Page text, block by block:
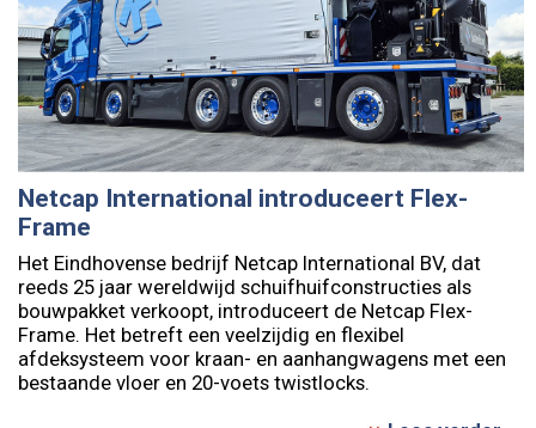
Netcap International introduceert Flex-
Frame
Het Eindhovense bedrijf Netcap International BV, dat
reeds 25 jaar wereldwijd schuifhuifconstructies als
bouwpakket verkoopt, introduceert de Netcap Flex-
Frame. Het betreft een veelzijdig en flexibel
afdeksysteem voor kraan- en aanhangwagens met een
bestaande vloer en 20-voets twistlocks.